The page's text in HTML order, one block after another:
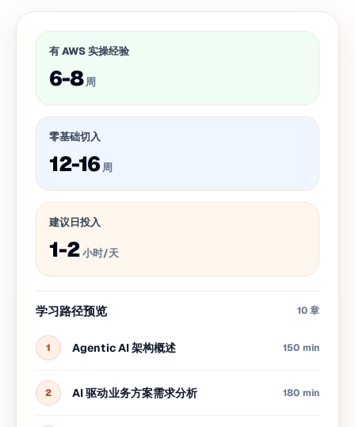
有 AWS 实操经验
6-8 周
零基础切入
12-16 周
建议日投入
1-2小时/天
学习路径预览 10 章
1 Agentic AI 架构概述 150 min
2 AI 驱动业务方案需求分析 180 min